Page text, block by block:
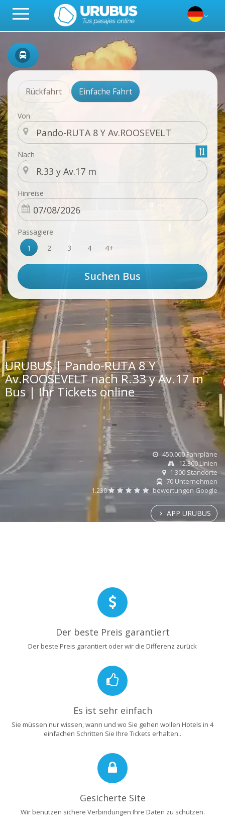
Rückfahrt Einfache Fahrt
Von
Nach
Hinreise
Passagiere
1
2 3 4 4+
URUBUS | Pando-RUTA 8 Y
Av.ROOSEVELT nach R.33 y Av.17 m
Bus | Ihr Tickets online
450.000 Fahrpläne
12.300 Linien
1.300 Standorte
70 Unternehmen
1.230
bewertungen Google
APP URUBUS
Der beste Preis garantiert
Der beste Preis garantiert oder wir die Differenz zurück
Es ist sehr einfach
Sie müssen nur wissen, wann und wo Sie gehen wollen Hotels in 4
einfachen Schritten Sie Ihre Tickets erhalten..
Gesicherte Site
Wir benutzen sichere Verbindungen Ihre Daten zu schützen.